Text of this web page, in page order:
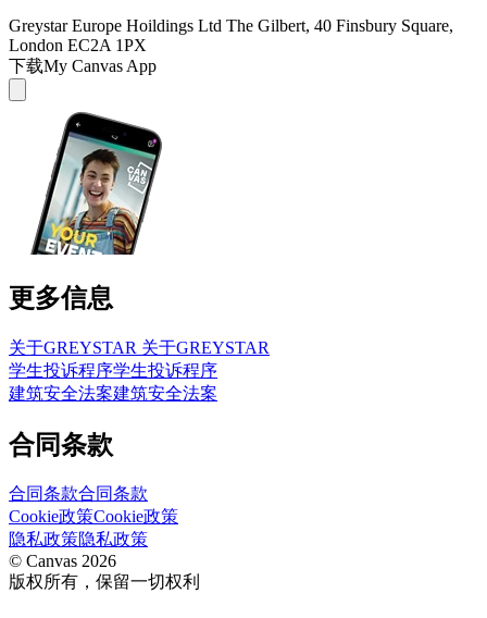
Greystar Europe Hoildings Ltd The Gilbert, 40 Finsbury Square,
London EC2A 1PX
下载My Canvas App
更多信息
关于GREYSTAR 关于GREYSTAR
学生投诉程序学生投诉程序
建筑安全法案建筑安全法案
合同条款
合同条款合同条款
Cookie政策Cookie政策
隐私政策隐私政策
© Canvas 2026
版权所有，保留一切权利